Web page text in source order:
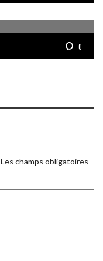
0
Les champs obligatoires